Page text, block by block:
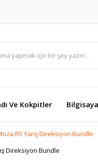
Ve Kokpitler
R5 Yarış Direksiyon Bundle